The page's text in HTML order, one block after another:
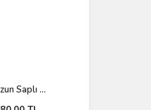
Saplı ...